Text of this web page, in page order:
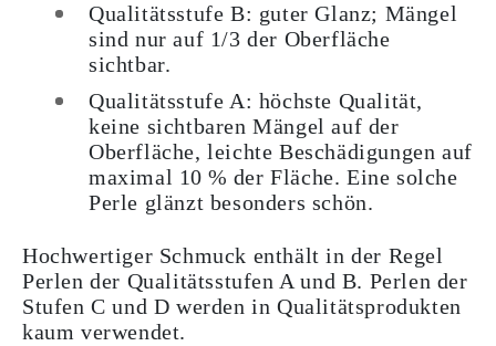
Qualitätsstufe B: guter Glanz; Mängel
sind nur auf 1/3 der Oberfläche
sichtbar.
Qualitätsstufe A: höchste Qualität,
keine sichtbaren Mängel auf der
Oberfläche, leichte Beschädigungen auf
maximal 10 % der Fläche. Eine solche
Perle glänzt besonders schön.
Hochwertiger Schmuck enthält in der Regel
Perlen der Qualitätsstufen A und B. Perlen der
Stufen C und D werden in Qualitätsprodukten
kaum verwendet.